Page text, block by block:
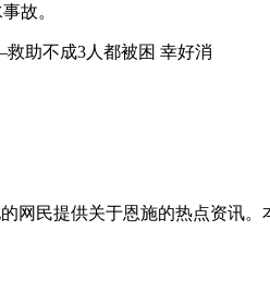
故。
助不成3人都被困 幸好消
网民提供关于恩施的热点资讯